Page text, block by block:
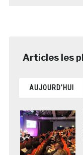
AUJOURD’HUI